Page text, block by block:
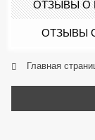
ОТЗЫВЫ О
ОТЗЫВЫ
Главная